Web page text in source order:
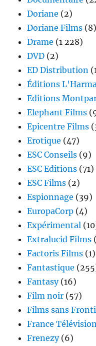
Doriane (2)
Doriane Films (8)
Drame (1 228)
DVD (2)
ED Distribution
Éditions
Editions
Elephant Films
Epicentre Films
Erotique (47)
ESC Conseils (9)
ESC Editions (71)
ESC Films (2)
Espionnage (39)
EuropaCorp (4)
Expérimental
Extralucid Films
Factoris Films (1)
Fantastique
Fantasy(16)
Film noir (57)
Films sans
France
Frenezy(6)